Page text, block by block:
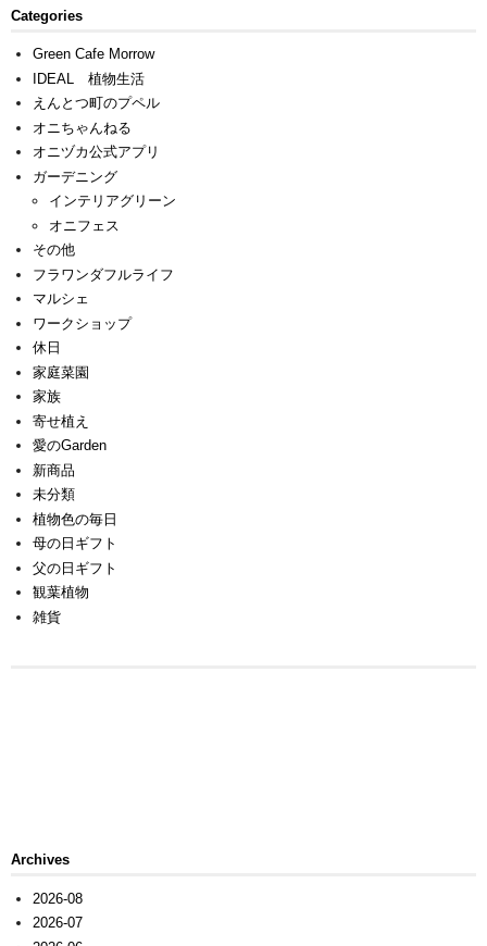
Categories
Green Cafe Morrow
IDEAL 植物生活
えんとつ町のプペル
オニちゃんねる
オニヅカ公式アプリ
ガーデニング
インテリアグリーン
オニフェス
その他
フラワンダフルライフ
マルシェ
ワークショップ
休日
家庭菜園
家族
寄せ植え
愛のGarden
新商品
未分類
植物色の毎日
母の日ギフト
父の日ギフト
観葉植物
雑貨
Archives
2026-08
2026-07